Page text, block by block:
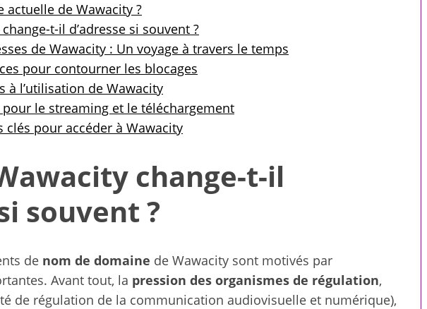
actuelle de Wawacity ?
t-il d’adresse si souvent ?
de Wawacity : Un voyage à travers le temps
pour contourner les blocages
à l’utilisation de Wawacity
le streaming et le téléchargement
clés pour accéder à Wawacity
change-t-il
souvent ?
de nom de domaine de Wawacity sont motivés par
Avant tout, la pression des organismes de régulation,
de régulation de la communication audiovisuelle et numérique),
famille
que le premier message
révèle sur une intelligence
artificielle